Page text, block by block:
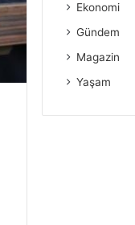
Ekonomi
Gündem
Magazin
Yaşam